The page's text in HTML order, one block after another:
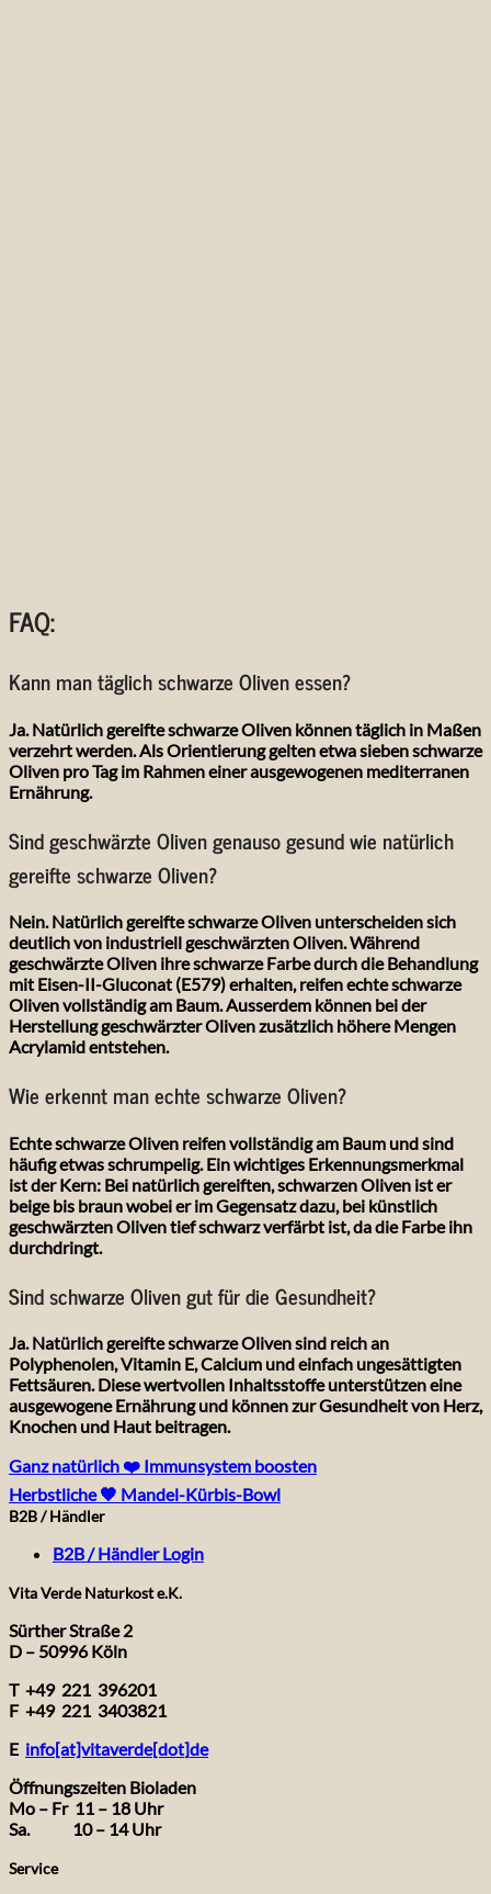
FAQ:
Kann man täglich schwarze Oliven essen?
Ja. Natürlich gereifte schwarze Oliven können täglich in Maßen
verzehrt werden. Als Orientierung gelten etwa sieben schwarze
Oliven pro Tag im Rahmen einer ausgewogenen mediterranen
Ernährung.
Sind geschwärzte Oliven genauso gesund wie natürlich
gereifte schwarze Oliven?
Nein. Natürlich gereifte schwarze Oliven unterscheiden sich
deutlich von industriell geschwärzten Oliven. Während
geschwärzte Oliven ihre schwarze Farbe durch die Behandlung
mit Eisen-II-Gluconat (E579) erhalten, reifen echte schwarze
Oliven vollständig am Baum. Ausserdem können bei der
Herstellung geschwärzter Oliven zusätzlich höhere Mengen
Acrylamid entstehen.
Wie erkennt man echte schwarze Oliven?
Echte schwarze Oliven reifen vollständig am Baum und sind
häufig etwas schrumpelig. Ein wichtiges Erkennungsmerkmal
ist der Kern: Bei natürlich gereiften, schwarzen Oliven ist er
beige bis braun wobei er im Gegensatz dazu, bei künstlich
geschwärzten Oliven tief schwarz verfärbt ist, da die Farbe ihn
durchdringt.
Sind schwarze Oliven gut für die Gesundheit?
Ja. Natürlich gereifte schwarze Oliven sind reich an
Polyphenolen, Vitamin E, Calcium und einfach ungesättigten
Fettsäuren. Diese wertvollen Inhaltsstoffe unterstützen eine
ausgewogene Ernährung und können zur Gesundheit von Herz,
Knochen und Haut beitragen.
Ganz natürlich ❤️ Immunsystem boosten
Herbstliche 🧡 Mandel-Kürbis-Bowl
B2B / Händler
B2B / Händler Login
Vita Verde Naturkost e.K.
Sürther Straße 2
D – 50996 Köln
T +49 221 396201
F +49 221 3403821
E info[at]vitaverde[dot]de
Öffnungszeiten Bioladen
Mo – Fr 11 – 18 Uhr
Sa. 10 – 14 Uhr
Service